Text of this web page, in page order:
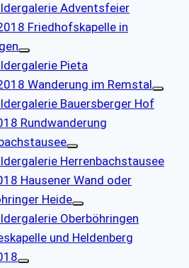
Adventsfeier
Friedhofskapelle in
Pieta
Wanderung im Remstal
Bauersberger Hof
Rundwanderung
Herrenbachstausee
Hausener Wand oder
Heide
Oberböhringen
und Heldenberg